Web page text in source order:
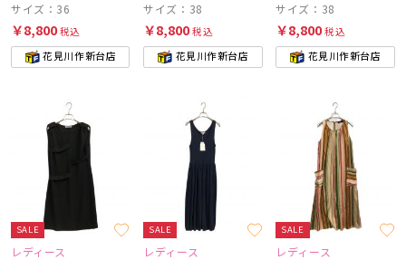
サイズ：36
￥8,800税込
花見川作新台店
サイズ：38
￥8,800税込
花見川作新台店
サイズ：38
￥8,800税込
花見川作新台店
SALE
レディース
SALE
レディース
SALE
レディース